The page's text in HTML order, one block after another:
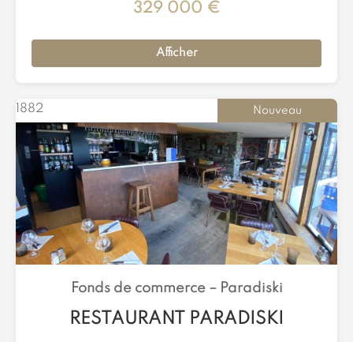
329 000 €
Afficher
1882 Nouveau
Fonds de commerce – Paradiski
RESTAURANT PARADISKI